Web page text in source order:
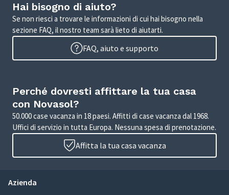
Hai bisogno di aiuto?
Se non riesci a trovare le informazioni di cui hai bisogno nella
sezione FAQ, il nostro team sarà lieto di aiutarti.
FAQ, aiuto e supporto
Perché dovresti affittare la tua casa
con Novasol?
50.000 case vacanza in 18 paesi. Affitti di case vacanza dal 1968.
Uffici di servizio in tutta Europa. Nessuna spesa di prenotazione.
Affitta la tua casa vacanza
Azienda